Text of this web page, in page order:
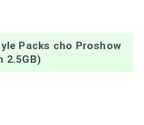
Packs cho Proshow
2.5GB)